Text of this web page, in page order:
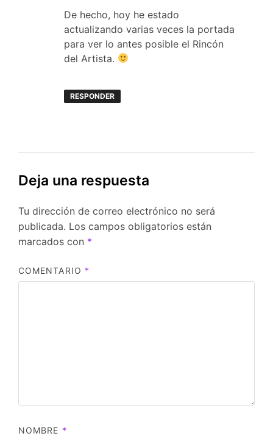
De hecho, hoy he estado
actualizando varias veces la portada
para ver lo antes posible el Rincón
del Artista.
RESPONDER
Deja una respuesta
Tu dirección de correo electrónico no será
publicada. Los campos obligatorios están
marcados con *
COMENTARIO *
NOMBRE *